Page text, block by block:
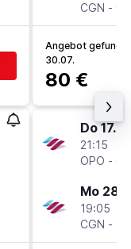
CGN -
Angebot
30.07.
80 €
Do 17.9.
21:15
OPO -
Mo
19:05
CGN -